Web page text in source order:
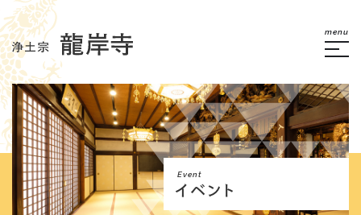
menu
Event
イベント